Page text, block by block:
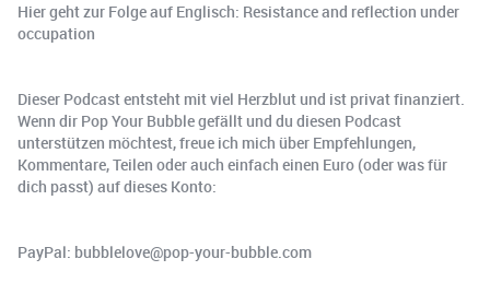
Hier geht zur Folge auf Englisch: Resistance and reflection under
occupation
Dieser Podcast entsteht mit viel Herzblut und ist privat finanziert.
Wenn dir Pop Your Bubble gefällt und du diesen Podcast
unterstützen möchtest, freue ich mich über Empfehlungen,
Kommentare, Teilen oder auch einfach einen Euro (oder was für
dich passt) auf dieses Konto:
PayPal: bubblelove@pop-your-bubble.com